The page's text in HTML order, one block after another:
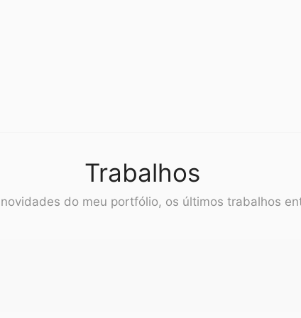
Trabalhos
do meu portfólio, os últimos trabalhos